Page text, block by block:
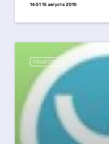
14:51 15 августа 2010
ОБЩЕСТВО